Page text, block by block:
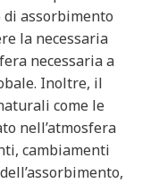
di assorbimento
la necessaria
necessaria a
Inoltre, il
come le
nell’atmosfera
cambiamenti